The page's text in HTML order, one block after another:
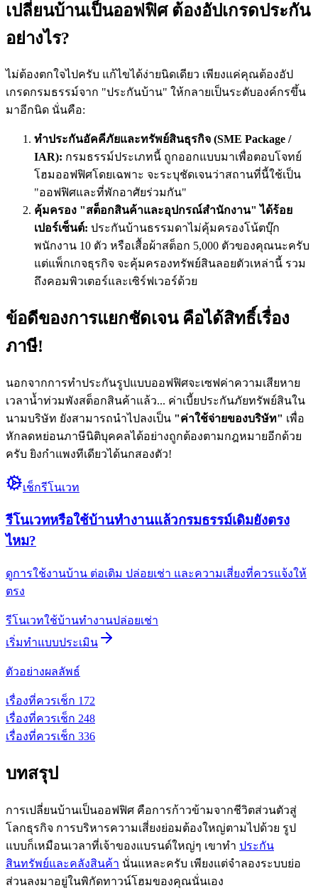
เปลี่ยนบ้านเป็นออฟฟิศ ต้องอัปเกรดประกัน
อย่างไร?
ไม่ต้องตกใจไปครับ แก้ไขได้ง่ายนิดเดียว เพียงแค่คุณต้องอัป
เกรดกรมธรรม์จาก "ประกันบ้าน" ให้กลายเป็นระดับองค์กรขึ้น
มาอีกนิด นั่นคือ:
ทำประกันอัคคีภัยและทรัพย์สินธุรกิจ (SME Package /
IAR): กรมธรรม์ประเภทนี้ ถูกออกแบบมาเพื่อตอบโจทย์
โฮมออฟฟิศโดยเฉพาะ จะระบุชัดเจนว่าสถานที่นี้ใช้เป็น
"ออฟฟิศและที่พักอาศัยร่วมกัน"
คุ้มครอง "สต็อกสินค้าและอุปกรณ์สำนักงาน" ได้ร้อย
เปอร์เซ็นต์: ประกันบ้านธรรมดาไม่คุ้มครองโน้ตบุ๊ก
พนักงาน 10 ตัว หรือเสื้อผ้าสต็อก 5,000 ตัวของคุณนะครับ
แต่แพ็กเกจธุรกิจ จะคุ้มครองทรัพย์สินลอยตัวเหล่านี้ รวม
ถึงคอมพิวเตอร์และเซิร์ฟเวอร์ด้วย
ข้อดีของการแยกชัดเจน คือได้สิทธิ์เรื่อง
ภาษี!
นอกจากการทำประกันรูปแบบออฟฟิศจะเซฟค่าความเสียหาย
เวลาน้ำท่วมพังสต็อกสินค้าแล้ว... ค่าเบี้ยประกันภัยทรัพย์สินใน
นามบริษัท ยังสามารถนำไปลงเป็น "ค่าใช้จ่ายของบริษัท" เพื่อ
หักลดหย่อนภาษีนิติบุคคลได้อย่างถูกต้องตามกฎหมายอีกด้วย
ครับ ยิงกำแพงทีเดียวได้นกสองตัว!
เช็กรีโนเวท
รีโนเวทหรือใช้บ้านทำงานแล้วกรมธรรม์เดิมยังตรง
ไหม?
ดูการใช้งานบ้าน ต่อเติม ปล่อยเช่า และความเสี่ยงที่ควรแจ้งให้
ตรง
รีโนเวทใช้บ้านทำงานปล่อยเช่า
เริ่มทำแบบประเมิน
ตัวอย่างผลลัพธ์
เรื่องที่ควรเช็ก 1 72
เรื่องที่ควรเช็ก 248
เรื่องที่ควรเช็ก 336
บทสรุป
การเปลี่ยนบ้านเป็นออฟฟิศ คือการก้าวข้ามจากชีวิตส่วนตัวสู่
โลกธุรกิจ การบริหารความเสี่ยงย่อมต้องใหญ่ตามไปด้วย รูป
แบบก็เหมือนเวลาที่เจ้าของแบรนด์ใหญ่ๆ เขาทำ ประกัน
สินทรัพย์และคลังสินค้า นั่นแหละครับ เพียงแต่จำลองระบบย่อ
ส่วนลงมาอยู่ในพิกัดทาวน์โฮมของคุณนั่นเอง